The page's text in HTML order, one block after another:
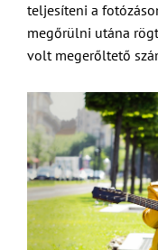
teljesíteni a
megőrülni utána
volt megerőltető